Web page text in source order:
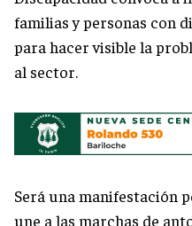
familias y personas con
para hacer visible la
al sector.
Será una manifestación
une a las marchas de